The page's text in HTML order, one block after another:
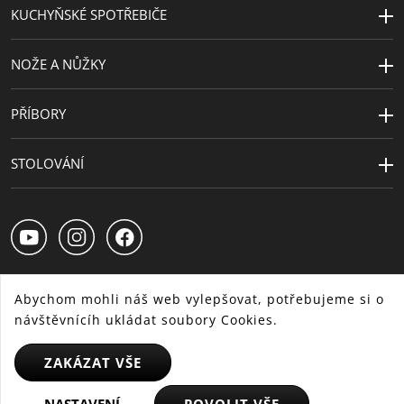
KUCHYŇSKÉ SPOTŘEBIČE
NOŽE A NŮŽKY
PŘÍBORY
STOLOVÁNÍ
CS SK HU
© 2025 WMF - Všechna práva vyhrazena
Abychom mohli náš web vylepšovat, potřebujeme si o
návštěvnícíh ukládat soubory Cookies.
ZAKÁZAT VŠE